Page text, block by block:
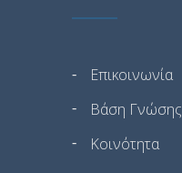
Επικοινωνία
Βάση Γνώσης
Κοινότητα